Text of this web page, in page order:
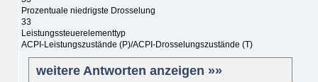
Prozentuale niedrigste Drosselung
33
Leistungssteuerelementtyp
ACPI-Leistungszustände (P)/ACPI-Drosselungszustände (T)
weitere Antworten anzeigen »»